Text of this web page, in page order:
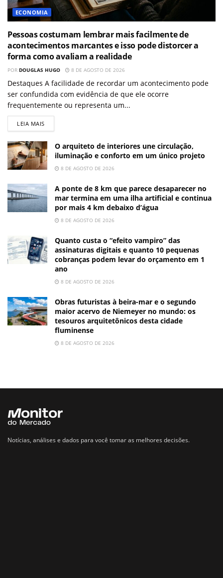
ECONOMIA
Pessoas costumam lembrar mais facilmente de
acontecimentos marcantes e isso pode distorcer a
forma como avaliam a realidade
POR DOUGLAS HUGO 8 DE AGOSTO DE 2026
Destaques A facilidade de recordar um acontecimento pode
ser confundida com evidência de que ele ocorre
frequentemente ou representa um...
LEIA MAIS
O arquiteto de interiores une circulação,
iluminação e conforto em um único projeto
8 DE AGOSTO DE 2026
A ponte de 8 km que parece desaparecer no
mar termina em uma ilha artificial e continua
por mais 4 km debaixo d’água
8 DE AGOSTO DE 2026
Quanto custa o “efeito vampiro” das
assinaturas digitais e quanto 10 pequenas
cobranças podem levar do orçamento em 1
ano
8 DE AGOSTO DE 2026
Obras futuristas à beira-mar e o segundo
maior acervo de Niemeyer no mundo: os
tesouros arquitetônicos desta cidade
fluminense
8 DE AGOSTO DE 2026
Notícias, análises e dados para você tomar as melhores decisões.